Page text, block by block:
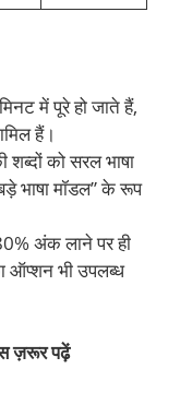
में पूरे हो जाते हैं,
हैं।
को सरल भाषा
भाषा मॉडल” के रूप
अंक लाने पर ही
ऑप्शन भी उपलब्ध
ज़रूर पढ़ें